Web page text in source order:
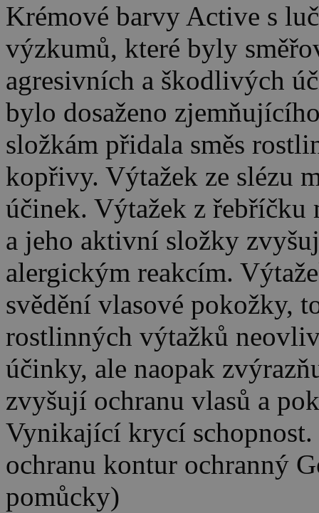
Krémové barvy Active s
výzkumů, které byly
agresivních a škodlivých
bylo dosaženo
složkám přidala směs
kopřivy. Výtažek ze slézu
účinek. Výtažek z
a jeho aktivní složky
alergickým reakcím.
svědění vlasové pokožky,
rostlinných výtažků
účinky, ale naopak
zvyšují ochranu vlasů a
Vynikající krycí
ochranu kontur ochranný
pomůcky)